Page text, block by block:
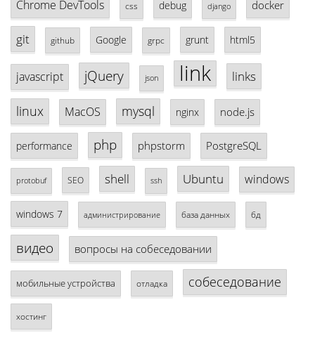
Chrome DevTools css debug django docker
git github Google grpc grunt html5
javascript jQuery json link links
linux MacOS mysql nginx node.js
performance php phpstorm PostgreSQL
protobuf SEO shell ssh Ubuntu windows
windows 7 администрирование база данных бд
видео вопросы на собеседовании
мобильные устройства отладка собеседование
хостинг